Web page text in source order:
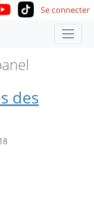
User
Se connecter
des